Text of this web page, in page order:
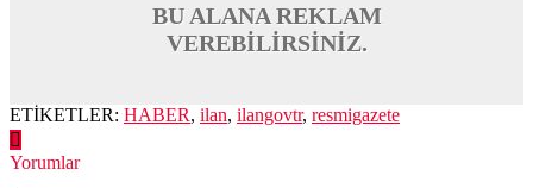
BU ALANA REKLAM
VEREBİLİRSİNİZ.
ETİKETLER: HABER, ilan, ilangovtr, resmigazete
Yorumlar